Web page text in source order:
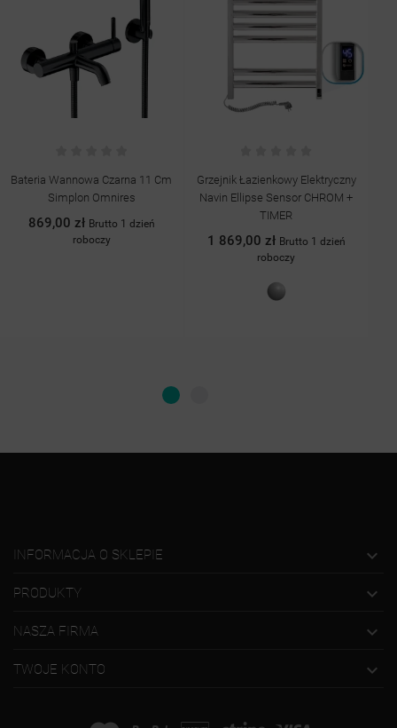
Bateria Wannowa Czarna 11 Cm
Simplon Omnires
869,00 zł Brutto 1 dzień
roboczy
Grzejnik Łazienkowy Elektryczny
Navin Ellipse Sensor CHROM +
TIMER
1 869,00 zł Brutto 1 dzień
roboczy
INFORMACJA O SKLEPIE 
PRODUKTY 
NASZA FIRMA 
TWOJE KONTO 